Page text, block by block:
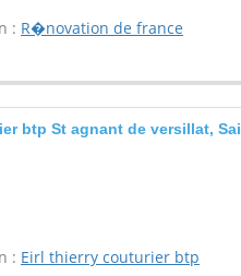
: R�novation de france
btp St agnant de versillat,
: Eirl thierry couturier btp